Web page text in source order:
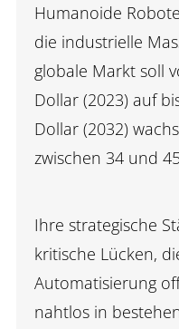
Humanoide
die industrielle
globale Markt soll
Dollar (2023) auf
Dollar (2032)
zwischen 34 und
Ihre strategische
kritische Lücken,
Automatisierung
nahtlos in